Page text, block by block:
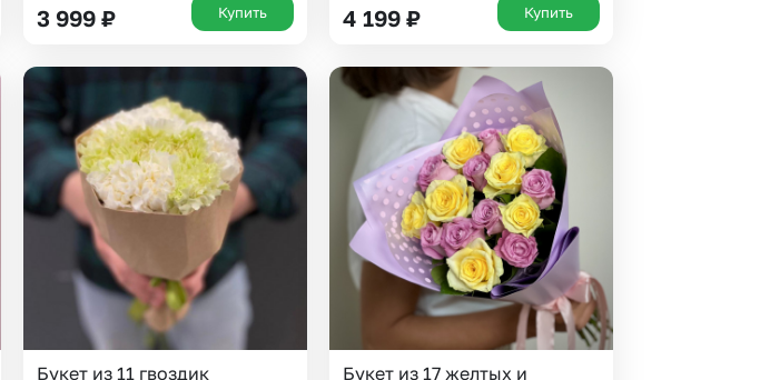
3 999 ₽ Купить 4 199 ₽ Купить
Букет из 11 гвоздик
Букет из 17 желтых и